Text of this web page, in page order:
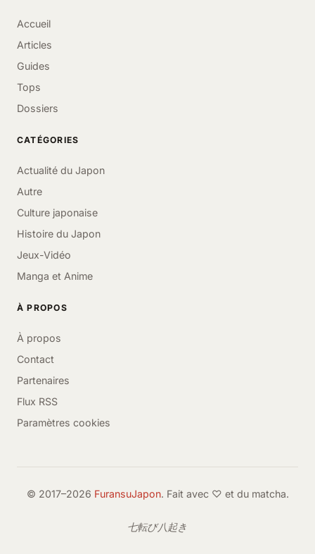
Accueil
Articles
Guides
Tops
Dossiers
CATÉGORIES
Actualité du Japon
Autre
Culture japonaise
Histoire du Japon
Jeux-Vidéo
Manga et Anime
À PROPOS
À propos
Contact
Partenaires
Flux RSS
Paramètres cookies
© 2017–2026 FuransuJapon. Fait avec ♡ et du matcha.
七転び八起き